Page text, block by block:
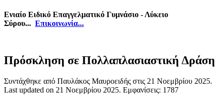
Ενιαίο Ειδικό Επαγγελματικό Γυμνάσιο - Λύκειο
Σύρου... Επικοινωνία...
Πρόσκληση σε Πολλαπλασιαστική Δράση
Συντάχθηκε από Παυλάκος Μαυροειδής στις 21 Νοεμβρίου 2025.
Last updated on 21 Νοεμβρίου 2025. Εμφανίσεις: 1787